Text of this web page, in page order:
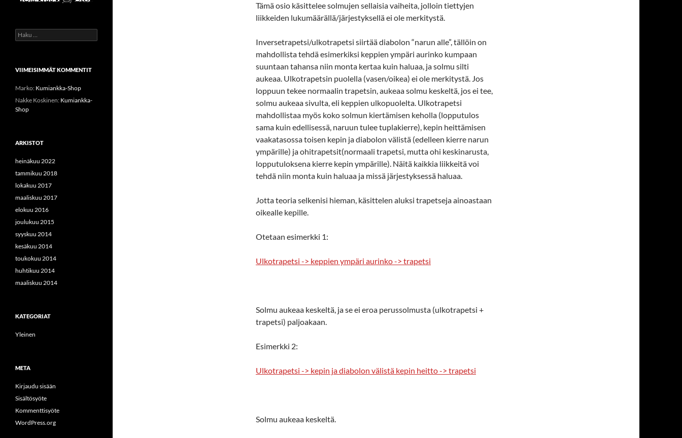
Tämä osio käsittelee solmujen sellaisia vaiheita, jolloin tiettyjen
liikkeiden lukumäärällä/järjestyksellä ei ole merkitystä.
Inversetrapetsi/ulkotrapetsi siirtää diabolon “narun alle”, tällöin on
mahdollista tehdä esimerkiksi keppien ympäri aurinko kumpaan
suuntaan tahansa niin monta kertaa kuin haluaa, ja solmu silti
aukeaa. Ulkotrapetsin puolella (vasen/oikea) ei ole merkitystä. Jos
loppuun tekee normaalin trapetsin, aukeaa solmu keskeltä, jos ei tee,
solmu aukeaa sivulta, eli keppien ulkopuolelta. Ulkotrapetsi
mahdollistaa myös koko solmun kiertämisen keholla (lopputulos
sama kuin edellisessä, naruun tulee tuplakierre), kepin heittämisen
vaakatasossa toisen kepin ja diabolon välistä (edelleen kierre narun
ympärille) ja ohitrapetsit(normaali trapetsi, mutta ohi keskinarusta,
lopputuloksena kierre kepin ympärille). Näitä kaikkia liikkeitä voi
tehdä niin monta kuin haluaa ja missä järjestyksessä haluaa.
Jotta teoria selkenisi hieman, käsittelen aluksi trapetseja ainoastaan
oikealle kepille.
Otetaan esimerkki 1:
Ulkotrapetsi -> keppien ympäri aurinko -> trapetsi
Solmu aukeaa keskeltä, ja se ei eroa perussolmusta (ulkotrapetsi +
trapetsi) paljoakaan.
Esimerkki 2:
Ulkotrapetsi -> kepin ja diabolon välistä kepin heitto -> trapetsi
Solmu aukeaa keskeltä.
Haku:
VIIMEISIMMÄT KOMMENTIT
Marko: Kumiankka-Shop
Nakke Koskinen: Kumiankka-
Shop
ARKISTOT
heinäkuu 2022
tammikuu 2018
lokakuu 2017
maaliskuu 2017
elokuu 2016
joulukuu 2015
syyskuu 2014
kesäkuu 2014
toukokuu 2014
huhtikuu 2014
maaliskuu 2014
KATEGORIAT
Yleinen
META
Kirjaudu sisään
Sisältösyöte
Kommenttisyöte
WordPress.org